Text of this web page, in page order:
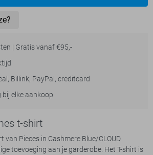
| Gratis vanaf €95,-
Billink, PayPal, creditcard
bij elke aankoop
t-shirt
van Pieces in Cashmere Blue/CLOUD
toevoeging aan je garderobe. Het T-shirt is